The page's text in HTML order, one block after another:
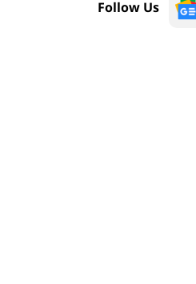
Follow Us